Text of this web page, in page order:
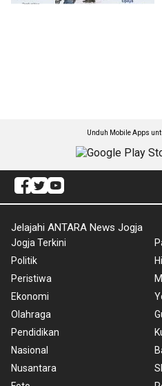
Unduh Mobile Apps
Jelajahi ANTARA News Jogja
Jogja Terkini
Politik
Peristiwa
Ekonomi
Olahraga
Pendidikan
Nasional
Nusantara